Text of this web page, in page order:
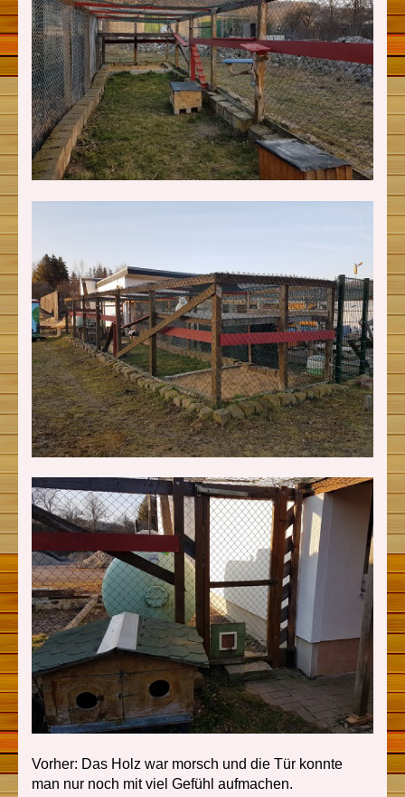
Vorher: Das Holz war morsch und die Tür konnte
man nur noch mit viel Gefühl aufmachen.